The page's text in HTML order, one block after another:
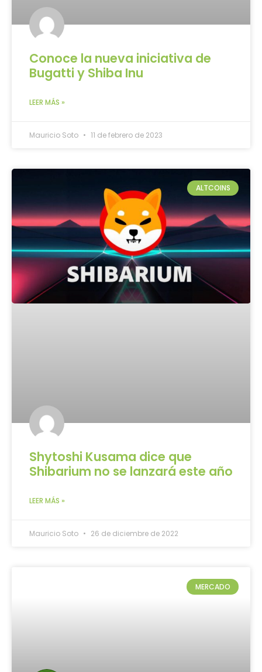
Conoce la nueva iniciativa de
Bugatti y Shiba Inu
LEER MÁS »
Mauricio Soto 11 de febrero de 2023
ALTCOINS
Shytoshi Kusama dice que
Shibarium no se lanzará este año
LEER MÁS »
Mauricio Soto 26 de diciembre de 2022
MERCADO